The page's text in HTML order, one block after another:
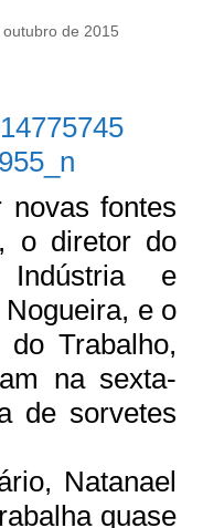
outubro de 2015
fontes
o diretor do
Indústria e
e o
do Trabalho,
na sexta-
de sorvetes
Natanael
quase